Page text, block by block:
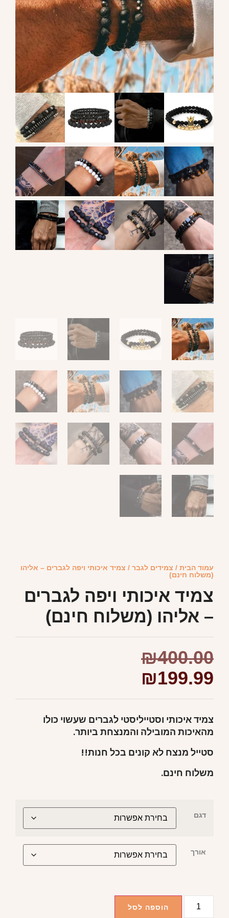
עמוד הבית / צמידים לגבר / צמיד איכותי ויפה לגברים – אליהו
(משלוח חינם)
צמיד איכותי ויפה לגברים
– אליהו (משלוח חינם)
₪400.00
₪199.99
צמיד איכותי וסטייליסטי לגברים שעשוי כולו
מהאיכות המובילה והמנצחת ביותר.
סטייל מנצח לא קונים בכל חנות!!
משלוח חינם.
דגם
אורך
הוספה לסל